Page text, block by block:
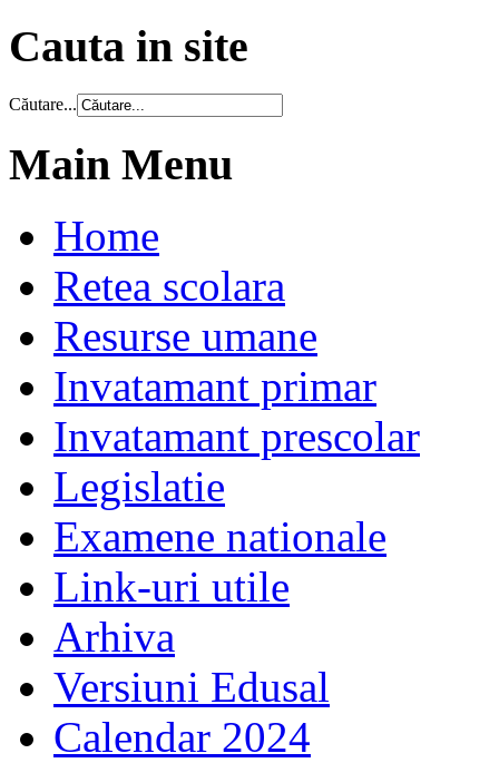
Cauta in site
Căutare...
Main Menu
Home
Retea scolara
Resurse umane
Invatamant primar
Invatamant prescolar
Legislatie
Examene nationale
Link-uri utile
Arhiva
Versiuni Edusal
Calendar 2024